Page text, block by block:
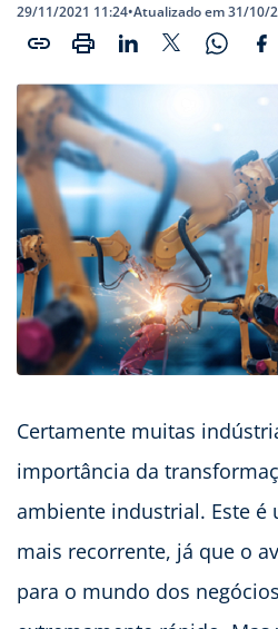
29/11/2021 11:24•Atualizado em 31/10/
Certamente muitas
importância da
ambiente industrial. Este é
mais recorrente, já que o
para o mundo dos